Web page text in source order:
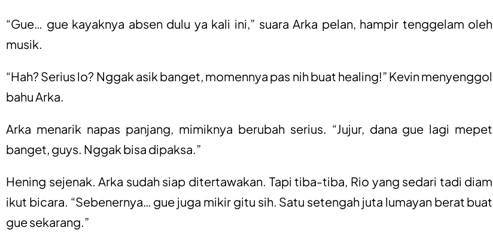
“Gue… gue kayaknya absen dulu ya kali ini,” suara Arka pelan, hampir tenggelam oleh
musik.
“Hah? Serius lo? Nggak asik banget, momennya pas nih buat healing!” Kevin menyenggol
bahu Arka.
Arka menarik napas panjang, mimiknya berubah serius. “Jujur, dana gue lagi mepet
banget, guys. Nggak bisa dipaksa.”
Hening sejenak. Arka sudah siap ditertawakan. Tapi tiba-tiba, Rio yang sedari tadi diam
ikut bicara. “Sebenernya… gue juga mikir gitu sih. Satu setengah juta lumayan berat buat
gue sekarang.”